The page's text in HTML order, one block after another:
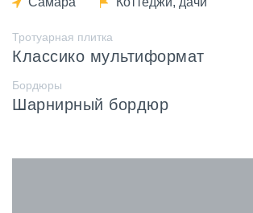
Тротуарная плитка
Классико мультиформат
Бордюры
Шарнирный бордюр